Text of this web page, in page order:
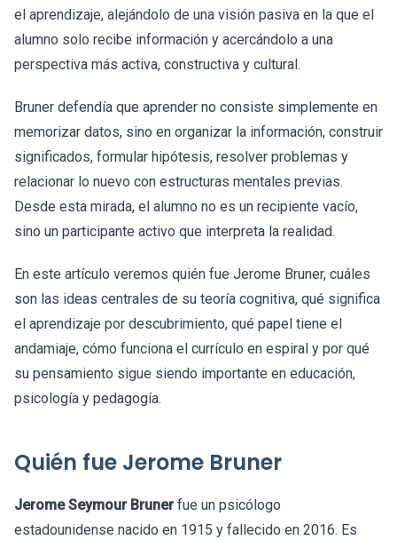
el aprendizaje, alejándolo de una visión pasiva en la que el
alumno solo recibe información y acercándolo a una
perspectiva más activa, constructiva y cultural.
Bruner defendía que aprender no consiste simplemente en
memorizar datos, sino en organizar la información, construir
significados, formular hipótesis, resolver problemas y
relacionar lo nuevo con estructuras mentales previas.
Desde esta mirada, el alumno no es un recipiente vacío,
sino un participante activo que interpreta la realidad.
En este artículo veremos quién fue Jerome Bruner, cuáles
son las ideas centrales de su teoría cognitiva, qué significa
el aprendizaje por descubrimiento, qué papel tiene el
andamiaje, cómo funciona el currículo en espiral y por qué
su pensamiento sigue siendo importante en educación,
psicología y pedagogía.
Quién fue Jerome Bruner
Jerome Seymour Brunerfue un psicólogo
estadounidense nacido en 1915 y fallecido en 2016. Es